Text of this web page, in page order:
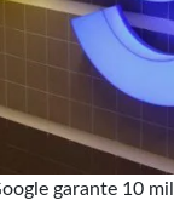
garante 10